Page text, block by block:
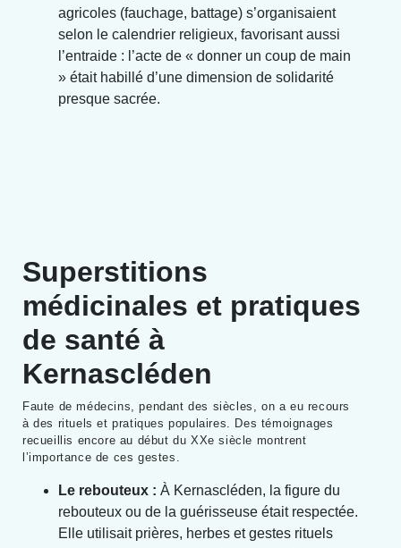
agricoles (fauchage, battage) s’organisaient
selon le calendrier religieux, favorisant aussi
l’entraide : l’acte de « donner un coup de main
» était habillé d’une dimension de solidarité
presque sacrée.
Superstitions
médicinales et pratiques
de santé à
Kernascléden
Faute de médecins, pendant des siècles, on a eu recours
à des rituels et pratiques populaires. Des témoignages
recueillis encore au début du XXe siècle montrent
l’importance de ces gestes.
Le rebouteux : À Kernascléden, la figure du
rebouteux ou de la guérisseuse était respectée.
Elle utilisait prières, herbes et gestes rituels